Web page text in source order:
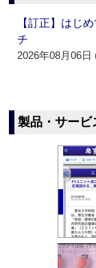
【訂正】はじ
チ
2026年08月06日
製品・サービ